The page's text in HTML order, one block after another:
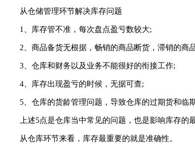
从仓储管理环节解决库存问题
1、库存管不准，每次盘点盈亏数较大;
2、商品备货无根据，畅销的商品断货，滞销的商
3、仓库和财务以及业务不能很好的衔接工作;
4、库存出现盈亏的时候，无据可查;
5、仓库的货龄管理问题，导致仓库的过期货和临
上述5点是仓库当中常见的问题，也是影响库存的最
从仓库环节来看，库存最重要的就是准确性。